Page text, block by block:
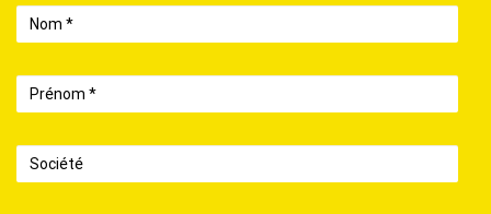
Nom
Prénom
Société